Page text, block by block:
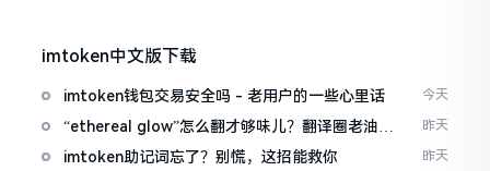
imtoken中文版下载
imtoken钱包交易安全吗 - 老用户的一些心里话 今天
“ethereal glow”怎么翻才够味儿？翻译圈老油条
的私房话
昨天
imtoken助记词忘了？别慌，这招能救你 昨天